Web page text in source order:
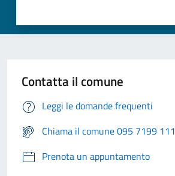
Contatta il comune
Leggi le domande frequenti
Chiama il comune 095 7199 111
Prenota un appuntamento